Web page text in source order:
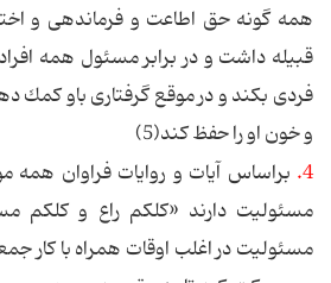
همه گونه حق اطاعت و فرماندهى و
قبيله داشت و در برابر مسئول همه
فردى بكند و در موقع گرفتارى باو كمك
و خون او را حفظ كند(5)
4. براساس آیات و روایات فراوان همه
مسئولیت دارند «کلکم راع و کلکم
مسئولیت در اغلب اوقات همراه با کار